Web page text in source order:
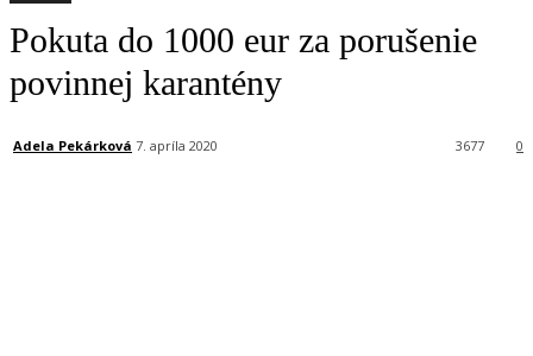
Pokuta do 1000 eur za porušenie
povinnej karantény
Adela Pekárková 7. apríla 2020 0
3677